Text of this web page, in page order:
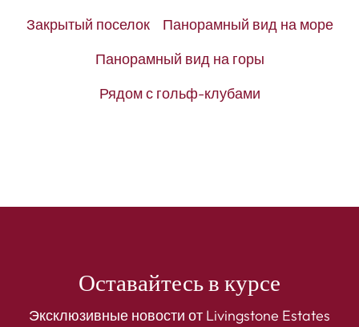
Закрытый поселок
Панорамный вид на море
Панорамный вид на горы
Рядом с гольф-клубами
Оставайтесь в курсе
Эксклюзивные новости от Livingstone Estates